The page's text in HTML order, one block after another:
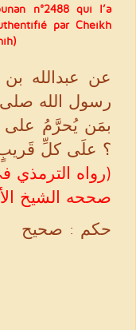
n°2488 qui l’a
par Cheikh
عن عبدالله
رسول الله صلى
بمَن يُحرَّمُ على
؟ علَى كلِّ
صححه الشيخ
حكم : صحيح